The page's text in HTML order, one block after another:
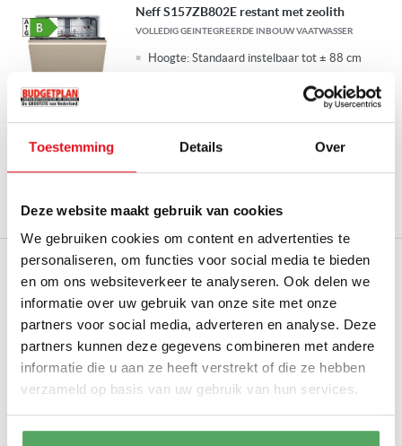
Toestemming Details Over
Deze website maakt gebruik van cookies
We gebruiken cookies om content en advertenties te
personaliseren, om functies voor social media te bieden
en om ons websiteverkeer te analyseren. Ook delen we
informatie over uw gebruik van onze site met onze
partners voor social media, adverteren en analyse. Deze
partners kunnen deze gegevens combineren met andere
informatie die u aan ze heeft verstrekt of die ze hebben
verzameld op basis van uw gebruik van hun services.
Neff S157ZB802E restant met zeolith
VOLLEDIG GEINTEGREERDE INBOUW VAATWASSER
Hoogte: Standaard instelbaar tot ± 88 cm
899,00
MODEL
Op voorraad
Neff B69VS7KY0 restant met VarioSteam en
Pyrolyse
Hoogte:
± 60 cm
Soort: Inbouw oven met hetelucht
Slide & Hide
Pyrolytische zelfreining
1.299,00
MODEL